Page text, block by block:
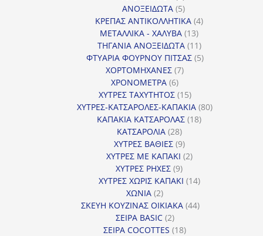
προϊόντα
ΑΝΟΞΕΙΔΩΤΑ 55
προϊόντα
ΚΡΕΠΑΣ ΑΝΤΙΚΟΛΛΗΤΙΚΑ 44
ΜΕΤΑΛΛΙΚΑ - ΧΑΛΥΒΑ 1313
προϊόντα
ΤΗΓΑΝΙΑ ΑΝΟΞΕΙΔΩΤΑ 1111
προϊόντα
ΦΤΥΑΡΙΑ ΦΟΥΡΝΟΥ ΠΙΤΣΑΣ 55
ΧΟΡΤΟΜΗΧΑΝΕΣ 77
ΧΡΟΝΟΜΕΤΡΑ 66
προϊόντα
ΧΥΤΡΕΣ ΤΑΧΥΤΗΤΟΣ 1515
προϊόντα
ΧΥΤΡΕΣ-ΚΑΤΣΑΡΟΛΕΣ-ΚΑΠΑΚΙΑ 8080
ΚΑΠΑΚΙΑ ΚΑΤΣΑΡΟΛΑΣ 1818
ΚΑΤΣΑΡΟΛΙΑ 2828
προϊόντα
ΧΥΤΡΕΣ ΒΑΘΙΕΣ 99
προϊόντα
ΧΥΤΡΕΣ ΜΕ ΚΑΠΑΚΙ 22
ΧΥΤΡΕΣ ΡΗΧΕΣ 99
προϊόντα
ΧΥΤΡΕΣ ΧΩΡΙΣ ΚΑΠΑΚΙ 1414
ΧΩΝΙΑ 22
προϊόντα
ΣΚΕΥΗ ΚΟΥΖΙΝΑΣ ΟΙΚΙΑΚΑ 4444
ΣΕΙΡΑ BASIC 22
προϊόντα
ΣΕΙΡΑ COCOTTES 1818